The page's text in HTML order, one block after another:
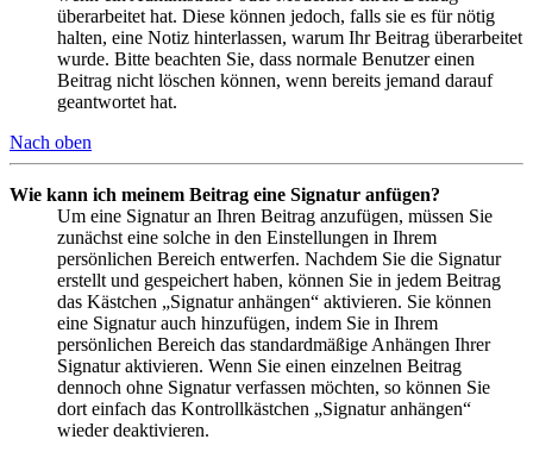
überarbeitet hat. Diese können jedoch, falls sie es für nötig
halten, eine Notiz hinterlassen, warum Ihr Beitrag überarbeitet
wurde. Bitte beachten Sie, dass normale Benutzer einen
Beitrag nicht löschen können, wenn bereits jemand darauf
geantwortet hat.
Nach oben
Wie kann ich meinem Beitrag eine Signatur anfügen?
Um eine Signatur an Ihren Beitrag anzufügen, müssen Sie
zunächst eine solche in den Einstellungen in Ihrem
persönlichen Bereich entwerfen. Nachdem Sie die Signatur
erstellt und gespeichert haben, können Sie in jedem Beitrag
das Kästchen „Signatur anhängen“ aktivieren. Sie können
eine Signatur auch hinzufügen, indem Sie in Ihrem
persönlichen Bereich das standardmäßige Anhängen Ihrer
Signatur aktivieren. Wenn Sie einen einzelnen Beitrag
dennoch ohne Signatur verfassen möchten, so können Sie
dort einfach das Kontrollkästchen „Signatur anhängen“
wieder deaktivieren.